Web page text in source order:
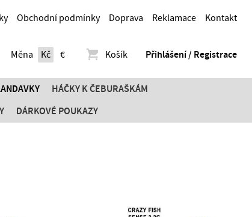
Obchodní podmínky Doprava Reklamace Kontakt
Měna Kč € Košík Přihlášení / Registrace
HÁČKY K ČEBURAŠKÁM
DÁRKOVÉ POUKAZY